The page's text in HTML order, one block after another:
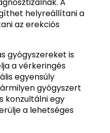
helyreállítani a
az erekciós
gyógyszereket is
a vérkeringés
egyensúly
gyógyszert
konzultálni egy
a lehetséges